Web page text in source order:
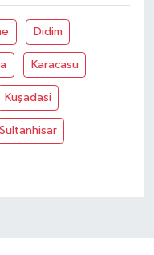
Didim
Karacasu
Kuşadasi
Sultanhisar